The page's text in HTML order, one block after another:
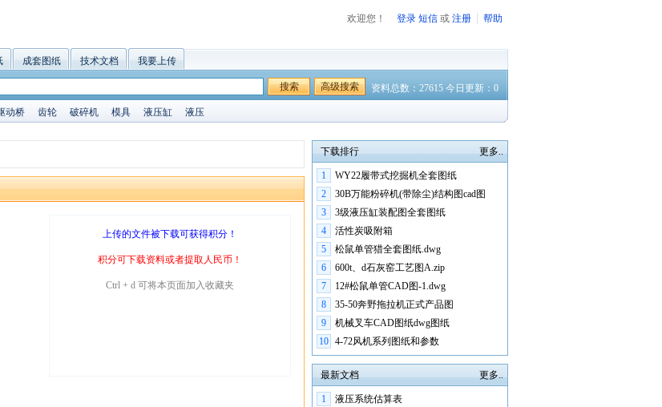
欢迎您！ 登录 短信 或 注册 帮助
成套图纸 技术文档 我要上传
搜索 高级搜索 资料总数：27615 今日更新：0
动桥 齿轮 破碎机 模具 液压缸 液压
上传的文件被下载可获得积分！
积分可下载资料或者提取人民币！
Ctrl + d 可将本页面加入收藏夹
更多..
下载排行
1
WY22履带式挖掘机全套图纸
2
30B万能粉碎机(带除尘)结构图cad图
3
3级液压缸装配图全套图纸
4
活性炭吸附箱
5
松鼠单管猎全套图纸.dwg
6
600t、d石灰窑工艺图A.zip
7
12#松鼠单管CAD图-1.dwg
8
35-50奔野拖拉机正式产品图
9
机械叉车CAD图纸dwg图纸
10 4-72风机系列图纸和参数
更多..
最新文档
1
液压系统估算表